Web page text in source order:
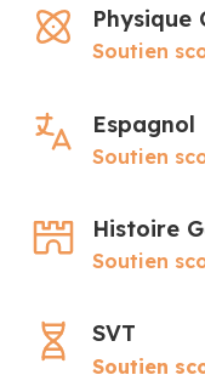
Physique
Soutien
Espagnol
Soutien
Histoire
Soutien
SVT
Soutien